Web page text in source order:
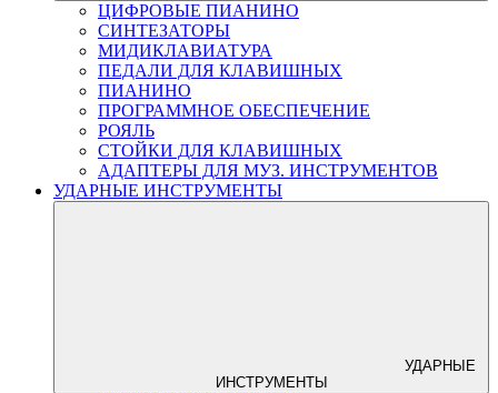
ЦИФРОВЫЕ ПИАНИНО
СИНТЕЗАТОРЫ
МИДИКЛАВИАТУРА
ПЕДАЛИ ДЛЯ КЛАВИШНЫХ
ПИАНИНО
ПРОГРАММНОЕ ОБЕСПЕЧЕНИЕ
РОЯЛЬ
СТОЙКИ ДЛЯ КЛАВИШНЫХ
АДАПТЕРЫ ДЛЯ МУЗ. ИНСТРУМЕНТОВ
УДАРНЫЕ ИНСТРУМЕНТЫ
УДАРНЫЕ
ИНСТРУМЕНТЫ